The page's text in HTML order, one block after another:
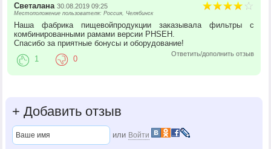
Светалана 30.08.2019 09:25
Местоположение пользователя: Россия, Челябинск
Наша фабрика пищевойпродукции заказывала фильтры с
комбинированными рамами версии PHSEH.
Спасибо за приятные бонусы и оборудование!
Ответить/дополнить отзыв
1 0
+ Добавить отзыв
или Войти